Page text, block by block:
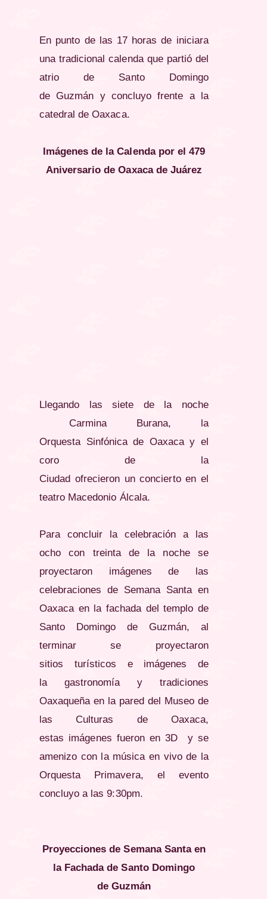
En punto de las 17 horas de iniciara
una tradicional calenda que partió del
atrio de Santo Domingo
deGuzmán y concluyo frente a la
catedral de Oaxaca.
Imágenes de la Calenda por el 479
Aniversario de Oaxaca de Juárez
Llegando las siete de la noche
Carmina Burana, la
Orquesta Sinfónica de Oaxaca y el
coro de la
Ciudad ofrecieron un concierto en el
teatro Macedonio Álcala.
Para concluir la celebración a las
ocho con treinta de la noche se
proyectaron imágenes de las
celebraciones de Semana Santa en
Oaxaca en la fachada del templo de
Santo Domingo de Guzmán, al
terminar se proyectaron
sitios turísticos e imágenes de
la gastronomíay tradiciones
Oaxaqueña en la pared del Museo de
lasCulturas de Oaxaca,
estas imágenes fueron en 3D y se
amenizo con la músicaen vivo de la
Orquesta Primavera, el evento
concluyo a las 9:30pm.
Proyecciones de Semana Santa en
la Fachada de Santo Domingo
de Guzmán